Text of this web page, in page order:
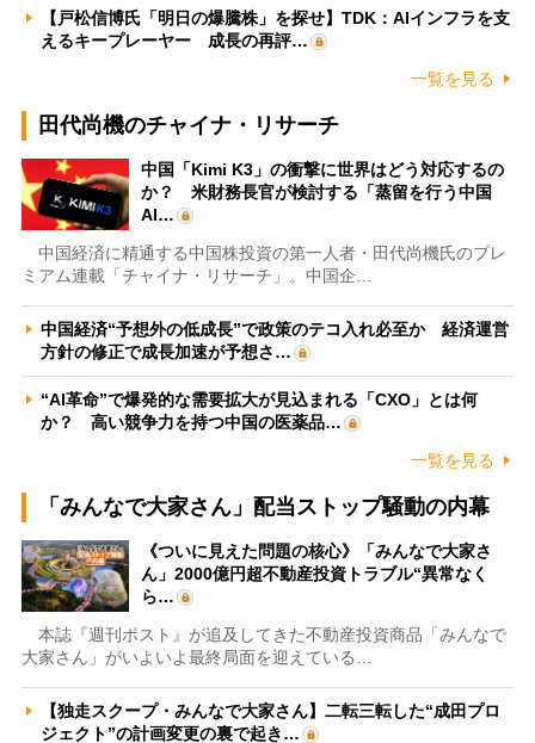
【戸松信博氏「明日の爆騰株」を探せ】TDK：AIインフラを支
えるキープレーヤー 成長の再評…
一覧を見る
田代尚機のチャイナ・リサーチ
中国「Kimi K3」の衝撃に世界はどう対応するの
か？ 米財務長官が検討する「蒸留を行う中国
AI…
中国経済に精通する中国株投資の第一人者・田代尚機氏のプレ
ミアム連載「チャイナ・リサーチ」。中国企…
中国経済“予想外の低成長”で政策のテコ入れ必至か 経済運営
方針の修正で成長加速が予想さ…
“AI革命”で爆発的な需要拡大が見込まれる「CXO」とは何
か？ 高い競争力を持つ中国の医薬品…
一覧を見る
「みんなで大家さん」配当ストップ騒動の内幕
《ついに見えた問題の核心》「みんなで大家さ
ん」2000億円超不動産投資トラブル“異常なく
ら…
本誌『週刊ポスト』が追及してきた不動産投資商品「みんなで
大家さん」がいよいよ最終局面を迎えている…
【独走スクープ・みんなで大家さん】二転三転した“成田プロ
ジェクト”の計画変更の裏で起き…